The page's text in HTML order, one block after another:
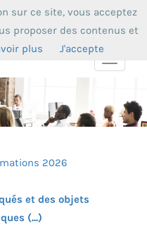
Toggle
2026
et des objets
(...)
sur ce site, vous acceptez
proposer des contenus et
plus J'accepte